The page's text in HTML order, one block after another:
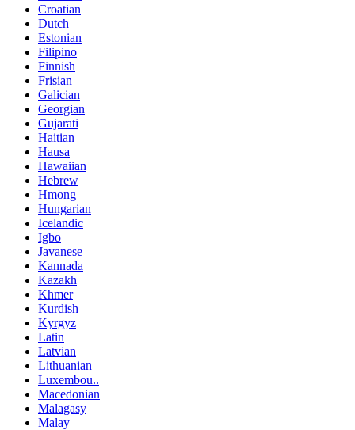
Croatian
Dutch
Estonian
Filipino
Finnish
Frisian
Galician
Georgian
Gujarati
Haitian
Hausa
Hawaiian
Hebrew
Hmong
Hungarian
Icelandic
Igbo
Javanese
Kannada
Kazakh
Khmer
Kurdish
Kyrgyz
Latin
Latvian
Lithuanian
Luxembou..
Macedonian
Malagasy
Malay